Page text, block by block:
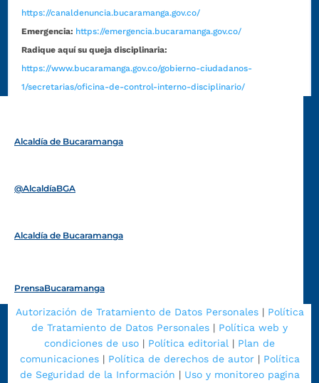
https://canaldenuncia.bucaramanga.gov.co/
Emergencia: https://emergencia.bucaramanga.gov.co/
Radique aquí su queja disciplinaria:
https://www.bucaramanga.gov.co/gobierno-ciudadanos-
1/secretarias/oficina-de-control-interno-disciplinario/
Alcaldía de Bucaramanga
@AlcaldíaBGA
Alcaldía de Bucaramanga
PrensaBucaramanga
Autorización de Tratamiento de Datos Personales| Política
de Tratamiento de Datos Personales | Política web y
condiciones de uso | Política editorial | Plan de
comunicaciones| Política de derechos de autor| Política
de Seguridad de la Información | Uso y monitoreo pagina